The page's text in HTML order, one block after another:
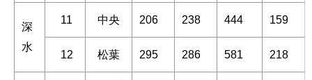
深
水
11 中央 206 238 444 159
12 松葉 295 286 581 218